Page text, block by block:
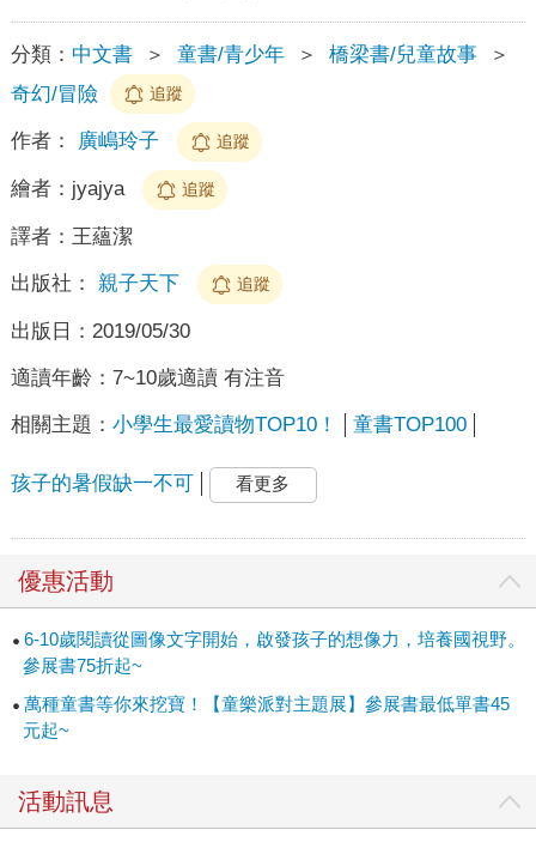
分類： 中文書 ＞ 童書/青少年 ＞ 橋梁書/兒童故事
＞
奇幻/冒險
追蹤
作者： 廣嶋玲子 追蹤
繪者： jyajya 追蹤
譯者： 王蘊潔
出版社： 親子天下 追蹤
出版日： 2019/05/30
適讀年齡： 7~10歲適讀 有注音
相關主題： 小學生最愛讀物TOP10！ 童書TOP100
孩子的暑假缺一不可 看更多
優惠活動
6-10歲閱讀從圖像文字開始，啟發孩子的想像力，培養國視野。
參展書75折起~
萬種童書等你來挖寶！【童樂派對主題展】參展書最低單書45
元起~
活動訊息